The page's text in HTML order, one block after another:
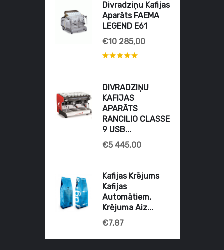
Divradziņu Kafijas
Aparāts FAEMA
LEGEND E61
€10 285,00
DIVRADZIŅU
KAFIJAS
APARĀTS
RANCILIO CLASSE
9 USB...
€5 445,00
Kafijas Krējums
Kafijas
Automātiem,
Krējuma Aiz...
€7,87